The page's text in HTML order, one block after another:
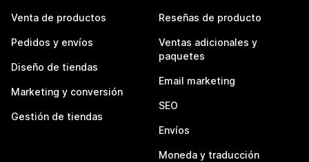
Venta de productos
Pedidos y envíos
Diseño de tiendas
Marketing y conversión
Gestión de tiendas
Reseñas de producto
Ventas adicionales y
paquetes
Email marketing
SEO
Envíos
Moneda y traducción